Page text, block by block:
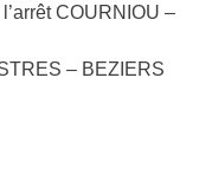
COURNIOU –
– BEZIERS